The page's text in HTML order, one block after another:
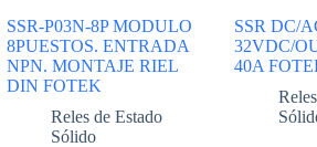
SSR-P03N-8P MODULO
8PUESTOS. ENTRADA
NPN. MONTAJE RIEL
DIN FOTEK
Reles de Estado
Sólido
SSR DC/
32VDC/
40A